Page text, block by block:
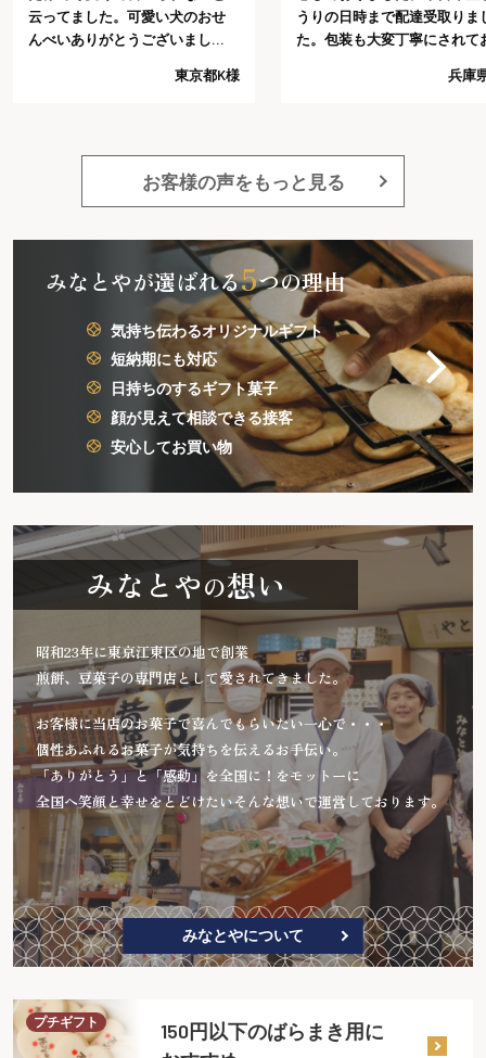
云ってました。可愛い犬のおせ
んべいありがとうございまし
東京都K様
うりの日時まで配達受取りま
た。包装も大変丁寧にされて
では、これ以上は望めないだ
兵庫
お客様の声をもっと見る
みなとやが選ばれる5つの理由
気持ち伝わるオリジナルギフト
短納期にも対応
日持ちのするギフト菓子
顔が見えて相談できる接客
安心してお買い物
みなとやの想い
昭和23年に東京江東区の地で創業
煎餅、豆菓子の専門店として愛されてきました。
お客様に当店のお菓子で喜んでもらいたい一心で・・・
個性あふれるお菓子が気持ちを伝えるお手伝い。
「ありがとう」と「感動」を全国に！をモットーに
全国へ笑顔と幸せをとどけたいそんな想いで運営しております。
みなとやについて
プチギフト
150円以下のばらまき用に